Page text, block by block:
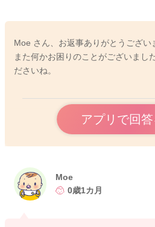
が、それがストレスになったりする
てもらうと、お子さんの飲み方のク
てもらえますので、早く飲めるよう
ませんね。
Moe さん、お返事ありがとうござい
また何かお困りのことがございまし
ださいね。
アプリで回
Moe
0歳1カ月